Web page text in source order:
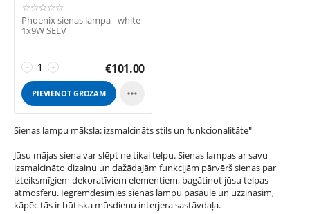
Phoenix sienas lampa - white
1x9W SELV
+
− €101.00
PIEVIENOT GROZAM 
Sienas lampu māksla: izsmalcināts stils un funkcionalitāte"
Jūsu mājas siena var slēpt ne tikai telpu. Sienas lampas ar savu
izsmalcināto dizainu un dažādajām funkcijām pārvērš sienas par
izteiksmīgiem dekoratīviem elementiem, bagātinot jūsu telpas
atmosfēru. Iegremdēsimies sienas lampu pasaulē un uzzināsim,
kāpēc tās ir būtiska mūsdienu interjera sastāvdaļa.